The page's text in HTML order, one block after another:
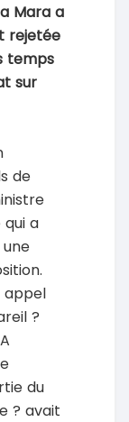
Mara a
rejetée
temps
sur
de
a
appel
?
du
? avait